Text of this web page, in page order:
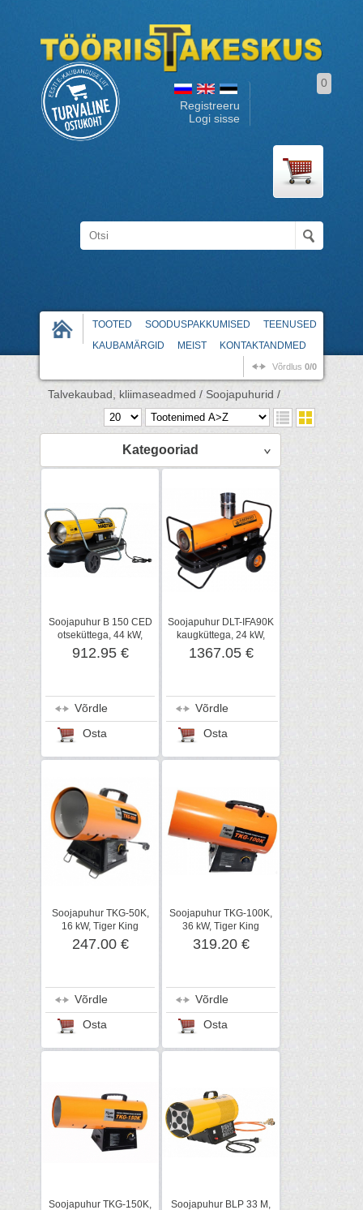
Registreeru
Logi sisse
0
TOOTED SOODUSPAKKUMISED
TEENUSED
KAUBAMÄRGID
MEIST KONTAKTANDMED
Võrdlus 0/0
Talvekaubad, kliimaseadmed / Soojapuhurid /
Kategooriad
Soojapuhur B 150 CED
otseküttega, 44 kW,
Master
912.95 €
Võrdle
Osta
Soojapuhur DLT-IFA90K
kaugküttega, 24 kW,
Daewoo
1367.05 €
Võrdle
Osta
Soojapuhur TKG-50K,
16 kW, Tiger King
247.00 €
Võrdle
Osta
Soojapuhur TKG-100K,
36 kW, Tiger King
319.20 €
Võrdle
Osta
Soojapuhur TKG-150K,
Soojapuhur BLP 33 M,